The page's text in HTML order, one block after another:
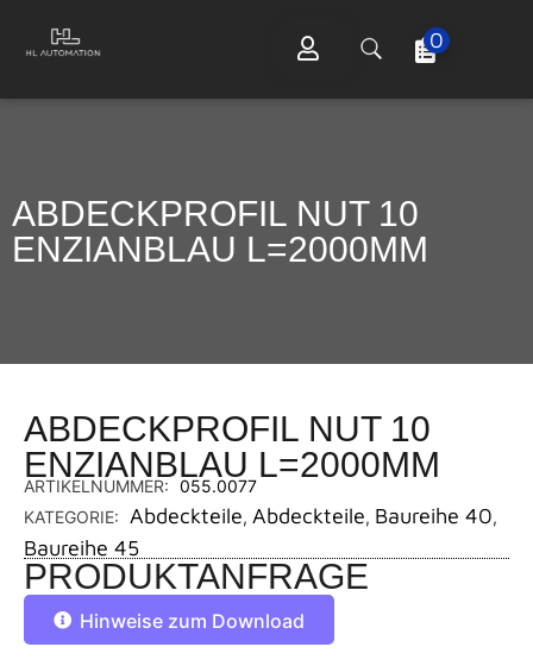
0
ABDECKPROFIL NUT 10
ENZIANBLAU L=2000MM
ABDECKPROFIL NUT 10
ENZIANBLAU L=2000MM
ARTIKELNUMMER: 055.0077
KATEGORIE:
Abdeckteile, Abdeckteile, Baureihe 40,
Baureihe 45
PRODUKTANFRAGE
Hinweise zum Download